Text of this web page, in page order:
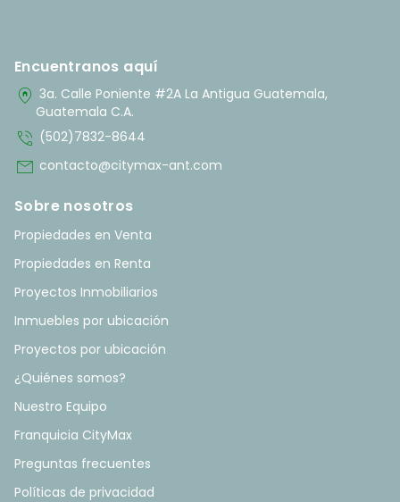
Encuentranos aquí
home_pin 3a. Calle Poniente #2A La Antigua Guatemala,
Guatemala C.A.
phone_in_talk (502)7832-8644
mail contacto@citymax-ant.com
Sobre nosotros
Propiedades en Venta
Propiedades en Renta
Proyectos Inmobiliarios
Inmuebles por ubicación
Proyectos por ubicación
¿Quiénes somos?
Nuestro Equipo
Franquicia CityMax
Preguntas frecuentes
Políticas de privacidad